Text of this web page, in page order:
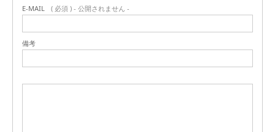
E-MAIL ( 必須 ) - 公開されません -
備考